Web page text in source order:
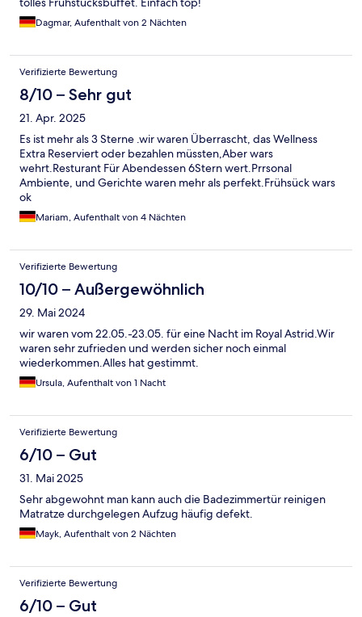
Dagmar, Aufenthalt von 2 Nächten
Verifizierte Bewertung
8/10 – Sehr gut
21. Apr. 2025
Es ist mehr als 3 Sterne .wir waren Überrascht, das Wellness
Extra Reserviert oder bezahlen müssten,Aber wars
wehrt.Resturant Für Abendessen 6Stern wert.Prrsonal
Ambiente, und Gerichte waren mehr als perfekt.Frühsück wars
ok
Mariam, Aufenthalt von 4 Nächten
Verifizierte Bewertung
10/10 – Außergewöhnlich
29. Mai 2024
wir waren vom 22.05.-23.05. für eine Nacht im Royal Astrid.Wir
waren sehr zufrieden und werden sicher noch einmal
wiederkommen.Alles hat gestimmt.
Ursula, Aufenthalt von 1 Nacht
Verifizierte Bewertung
6/10 – Gut
31. Mai 2025
Sehr abgewohnt man kann auch die Badezimmertür reinigen
Matratze durchgelegen Aufzug häufig defekt.
Mayk, Aufenthalt von 2 Nächten
Verifizierte Bewertung
6/10 – Gut